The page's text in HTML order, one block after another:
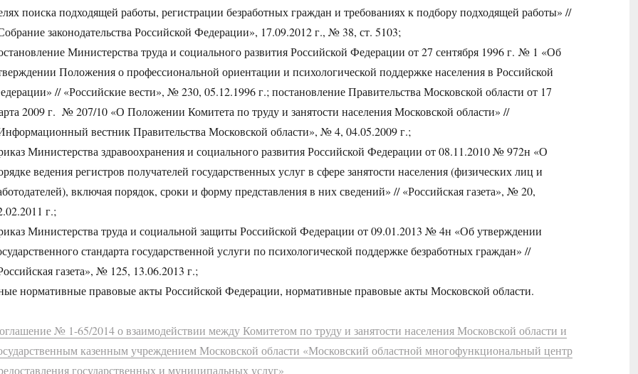
поиска подходящей работы, регистрации безработных граждан и требованиях к подбору подходящей работы» //
законодательства Российской Федерации», 17.09.2012 г., № 38, ст. 5103;
Министерства труда и социального развития Российской Федерации от 27 сентября 1996 г. № 1 «Об
Положения о профессиональной ориентации и психологической поддержке населения в Российской
// «Российские вести», № 230, 05.12.1996 г.; постановление Правительства Московской области от 17
2009 г. № 207/10 «О Положении Комитета по труду и занятости населения Московской области» //
вестник Правительства Московской области», № 4, 04.05.2009 г.;
Министерства здравоохранения и социального развития Российской Федерации от 08.11.2010 № 972н «О
ведения регистров получателей государственных услуг в сфере занятости населения (физических лиц и
включая порядок, сроки и форму представления в них сведений» // «Российская газета», № 20,
г.;
Министерства труда и социальной защиты Российской Федерации от 09.01.2013 № 4н «Об утверждении
стандарта государственной услуги по психологической поддержке безработных граждан» //
газета», № 125, 13.06.2013 г.;
нормативные правовые акты Российской Федерации, нормативные правовые акты Московской области.
№ 1-65/2014 о взаимодействии между Комитетом по труду и занятости населения Московской области и
казенным учреждением Московской области «Московский областной многофункциональный центр
государственных и муниципальных услуг»